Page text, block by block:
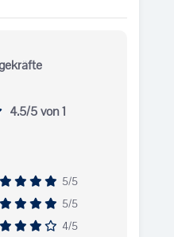
4.5/5von 1
5/5
5/5
4/5